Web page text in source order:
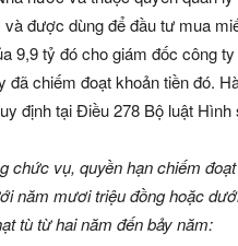
được dùng để đầu tư mua
9,9 tỷ đó cho giám đốc công
đã chiếm đoạt khoản tiền đó.
định tại Điều 278 Bộ luật
chức vụ, quyền hạn chiếm
năm mươi triệu đồng hoặc
tù từ hai năm đến bảy năm: